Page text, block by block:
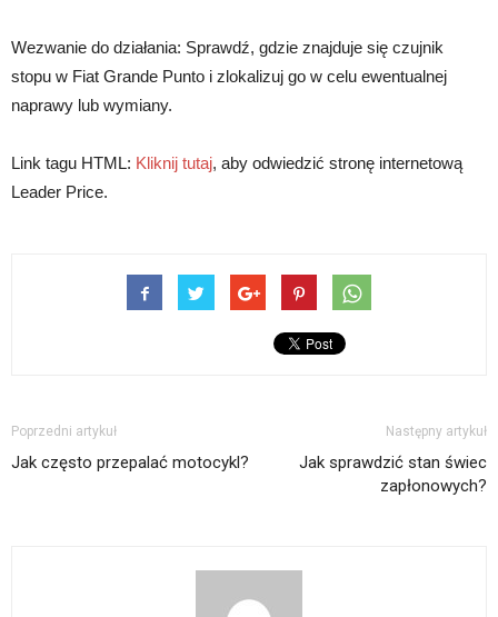
Wezwanie do działania: Sprawdź, gdzie znajduje się czujnik
stopu w Fiat Grande Punto i zlokalizuj go w celu ewentualnej
naprawy lub wymiany.
Link tagu HTML: Kliknij tutaj, aby odwiedzić stronę internetową
Leader Price.
Poprzedni artykuł
Jak często przepalać motocykl?
Następny artykuł
Jak sprawdzić stan świec
zapłonowych?